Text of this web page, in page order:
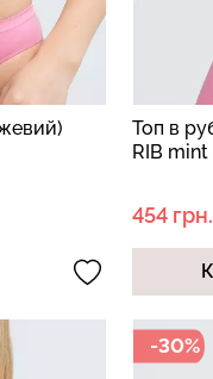
Топ в
RIB mint
454 грн.
-30%